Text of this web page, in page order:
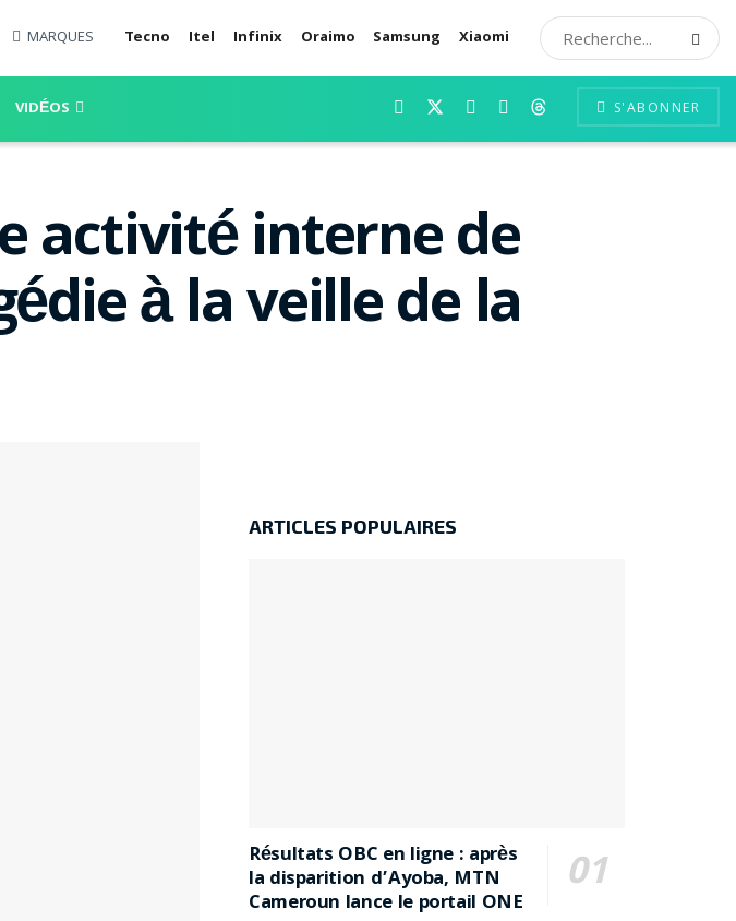
MARQUES Tecno Itel Infinix Oraimo Samsung Xiaomi
VIDÉOS S'ABONNER
activité interne de
à la veille de la
ARTICLES POPULAIRES
Résultats OBC en ligne : après
la disparition d’Ayoba, MTN
Cameroun lance le portail ONE